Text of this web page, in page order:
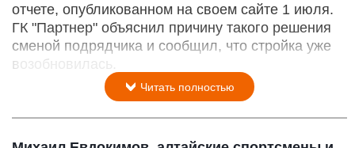
отчете, опубликованном на своем сайте 1 июля.
ГК "Партнер" объяснил причину такого решения
сменой подрядчика и сообщил, что стройка уже
возобновилась.
Читать полностью